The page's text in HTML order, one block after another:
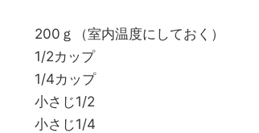
ｇ（室内温度にしておく）
1/2カップ
ス 1/4カップ
さじ1/2
さじ1/4